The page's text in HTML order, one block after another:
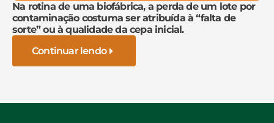
Na rotina de uma biofábrica, a perda de um lote por
contaminação costuma ser atribuída à “falta de
sorte” ou à qualidade da cepa inicial.
Continuar lendo